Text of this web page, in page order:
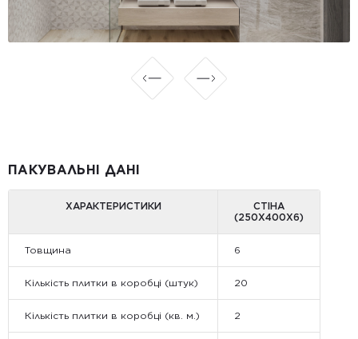
ПАКУВАЛЬНІ ДАНІ
ХАРАКТЕРИСТИКИ
СТІНА
(250X400X6)
Товщина 6
Кількість плитки в коробці (штук) 20
Кількість плитки в коробці (кв. м.) 2